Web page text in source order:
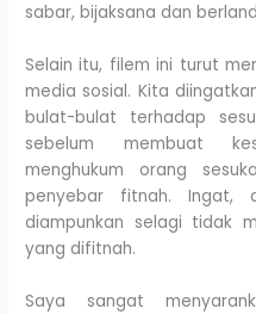
sabar, bijaksana dan
Selain itu, filem ini turut
media sosial. Kita
bulat-bulat terhadap
sebelum membuat
menghukum orang
penyebar fitnah. Ingat,
diampunkan selagi tidak
yang difitnah.
Saya sangat